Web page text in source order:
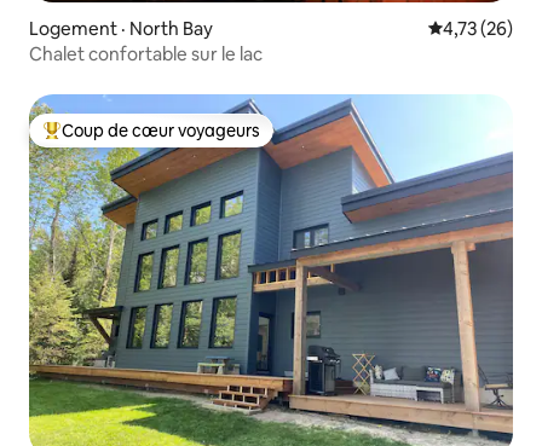
Logement · North Bay Note
4,73 (26)
Chalet confortable sur le lac
Coup de cœur voyageurs parmi les plus aimés
Coup de cœur voyageurs